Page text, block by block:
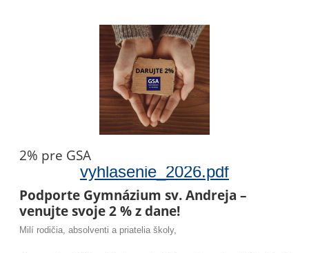
2% pre GSA
vyhlasenie_2026.pdf
Podporte Gymnázium sv. Andreja –
venujte svoje 2 % z dane!
Milí rodičia, absolventi a priatelia školy,